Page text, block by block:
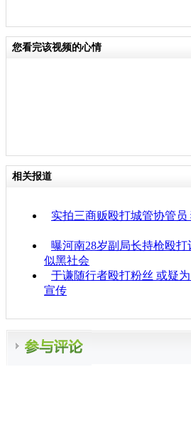
您看完该视频的心情
相关报道
实拍三商贩殴打城管协管员
曝河南28岁副局长持枪殴打
似黑社会
于谦随行者殴打粉丝 或疑
宣传